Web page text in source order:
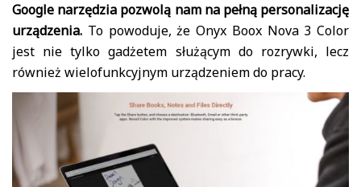
Google narzędzia pozwolą nam na pełną personalizację
urządzenia. To powoduje, że Onyx Boox Nova 3 Color
jest nie tylko gadżetem służącym do rozrywki, lecz
również wielofunkcyjnym urządzeniem do pracy.